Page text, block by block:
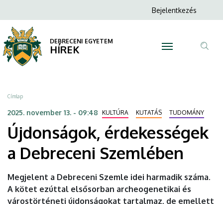
érdekességek
a
Debreceni
Szemlében
DEBRECENI
EGYETEM
a
tartalomra
Anonim
menüje
Bejelentkezés
DEBRECENI EGYETEM
HÍREK
Morzsa
Címlap
2025. november 13. - 09:48 KULTÚRA KUTATÁS TUDOMÁNY
Újdonságok, érdekességek
a Debreceni Szemlében
Megjelent a Debreceni Szemle idei harmadik száma.
A kötet ezúttal elsősorban archeogenetikai és
várostörténeti újdonságokat tartalmaz, de emellett